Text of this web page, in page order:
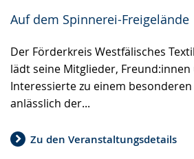
Auf dem Spinnerei-Freigelände
Der Förderkreis Westfälisches
lädt seine Mitglieder, Freund:innen
Interessierte zu einem
anlässlich der...
Zu den Veranstaltungsdetails